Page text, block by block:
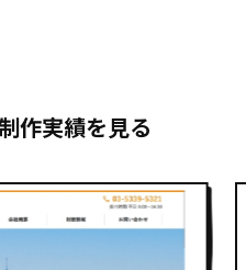
作実績を見る